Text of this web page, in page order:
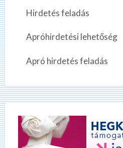
Hirdetés feladás
Apróhirdetési lehetőség
Apró hirdetés feladás